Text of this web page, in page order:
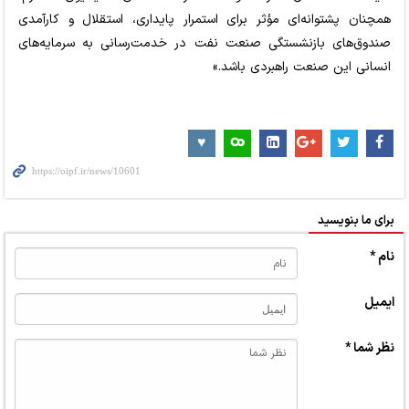
همچنان پشتوانه‌ای مؤثر برای استمرار پایداری، استقلال و کارآمدی
صندوق‌های بازنشستگی صنعت نفت در خدمت‌رسانی به سرمایه‌های
انسانی این صنعت راهبردی باشد.»
برای ما بنویسید
نام *
ایمیل
نظر شما *